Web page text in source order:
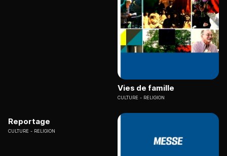
Vies de famille
CULTURE RELIGION
Reportage
CULTURE RELIGION